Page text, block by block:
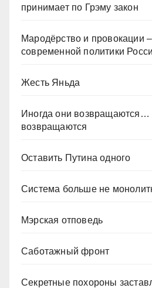
принимает по Грэму закон
Мародёрство и провокации
современной политики
Жесть Яньда
Иногда они
возвращаются
Оставить Путина одного
Система больше не
Мэрская отповедь
Саботажный фронт
Секретные похороны